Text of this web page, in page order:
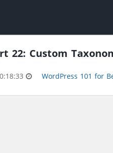
22: Custom
WordPress 101 for